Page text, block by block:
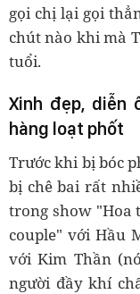
gọi chị lại gọi
chút nào khi mà
tuổi.
Xinh đẹp, diễn
hàng loạt phốt
Trước khi bị bóc
bị chê bai rất
trong show "Hoa
couple" với Hầu
với Kim Thần
người đầy khí